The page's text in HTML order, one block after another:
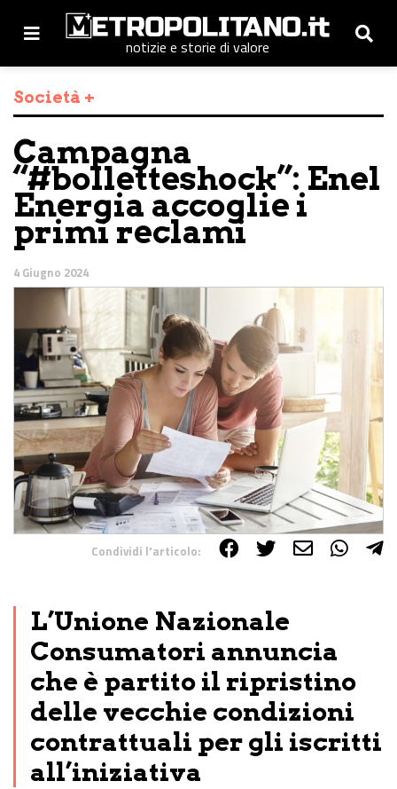
notizie e storie di valore
Società +
Campagna
“#bolletteshock”: Enel
Energia accoglie i
primi reclami
4 Giugno 2024
Condividi l'articolo:
L’Unione Nazionale
Consumatori annuncia
che è partito il ripristino
delle vecchie condizioni
contrattuali per gli iscritti
all’iniziativa